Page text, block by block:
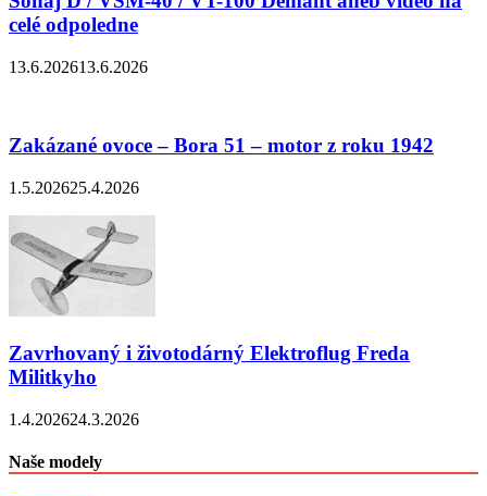
celé odpoledne
13.6.202613.6.2026
Zakázané ovoce – Bora 51 – motor z roku 1942
1.5.202625.4.2026
Zavrhovaný i životodárný Elektroflug Freda
Militkyho
1.4.202624.3.2026
Naše modely